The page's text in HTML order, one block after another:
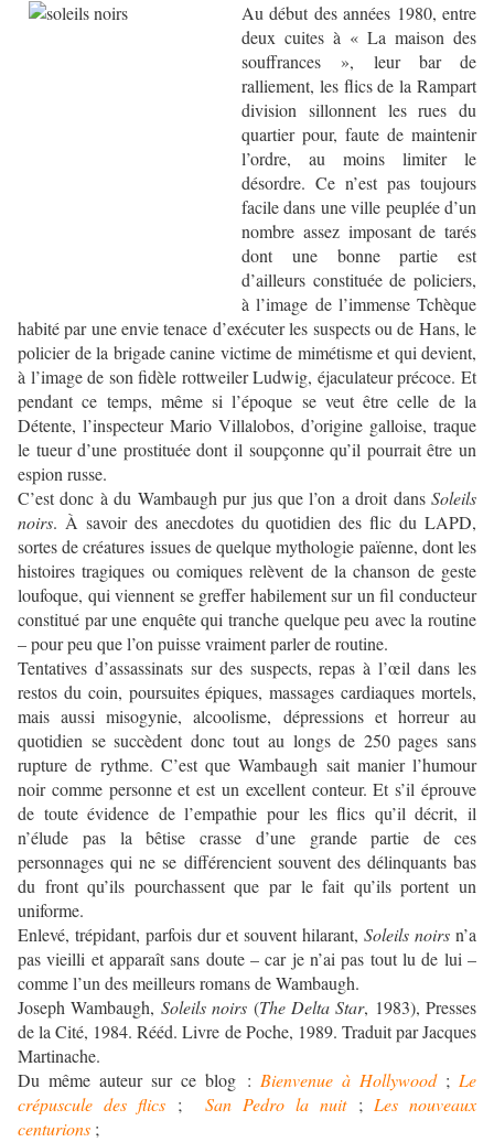
Au début des années 1980, entre
deux cuites à « La maison des
souffrances », leur bar de
ralliement, les flics de la Rampart
division sillonnent les rues du
quartier pour, faute de maintenir
l’ordre, au moins limiter le
désordre. Ce n’est pas toujours
facile dans une ville peuplée d’un
nombre assez imposant de tarés
dont une bonne partie est
d’ailleurs constituée de policiers,
à l’image de l’immense Tchèque
habité par une envie tenace d’exécuter les suspects ou de Hans, le
policier de la brigade canine victime de mimétisme et qui devient,
à l’image de son fidèle rottweiler Ludwig, éjaculateur précoce. Et
pendant ce temps, même si l’époque se veut être celle de la
Détente, l’inspecteur Mario Villalobos, d’origine galloise, traque
le tueur d’une prostituée dont il soupçonne qu’il pourrait être un
espion russe.
C’est donc à du Wambaugh pur jus que l’on a droit dans Soleils
noirs. À savoir des anecdotes du quotidien des flic du LAPD,
sortes de créatures issues de quelque mythologie païenne, dont les
histoires tragiques ou comiques relèvent de la chanson de geste
loufoque, qui viennent se greffer habilement sur un fil conducteur
constitué par une enquête qui tranche quelque peu avec la routine
– pour peu que l’on puisse vraiment parler de routine.
Tentatives d’assassinats sur des suspects, repas à l’œil dans les
restos du coin, poursuites épiques, massages cardiaques mortels,
mais aussi misogynie, alcoolisme, dépressions et horreur au
quotidien se succèdent donc tout au longs de 250 pages sans
rupture de rythme. C’est que Wambaugh sait manier l’humour
noir comme personne et est un excellent conteur. Et s’il éprouve
de toute évidence de l’empathie pour les flics qu’il décrit, il
n’élude pas la bêtise crasse d’une grande partie de ces
personnages qui ne se différencient souvent des délinquants bas
du front qu’ils pourchassent que par le fait qu’ils portent un
uniforme.
Enlevé, trépidant, parfois dur et souvent hilarant, Soleils noirs n’a
pas vieilli et apparaît sans doute – car je n’ai pas tout lu de lui –
comme l’un des meilleurs romans de Wambaugh.
Joseph Wambaugh, Soleils noirs (The Delta Star, 1983), Presses
de la Cité, 1984. Rééd. Livre de Poche, 1989. Traduit par Jacques
Martinache.
Du même auteur sur ce blog : Bienvenue à Hollywood; Le
crépuscule des flics ; San Pedro la nuit; Les nouveaux
centurions ;